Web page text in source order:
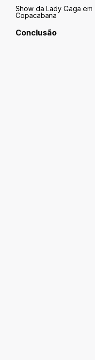
Show da Lady Gaga em
Copacabana
Conclusão